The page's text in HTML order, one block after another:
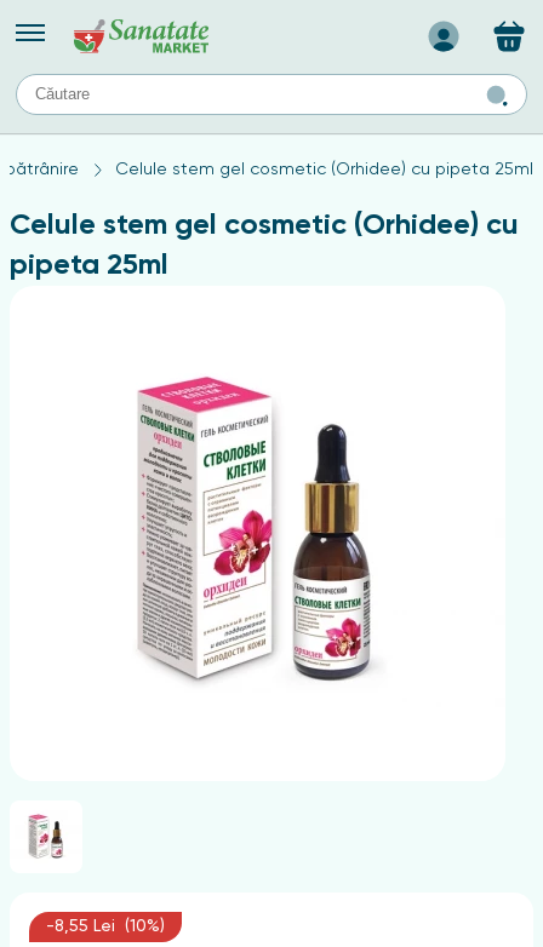
Назад
TIPURI DE TEN
Produse pentru ten mixt
Ten problematic
Produse pentru ten gras
Celule stem gel cosmetic (Orhidee) cu pipeta 25ml
Celule stem gel cosmetic (Orhidee) cu
pipeta 25ml
-8,55 Lei (10%)